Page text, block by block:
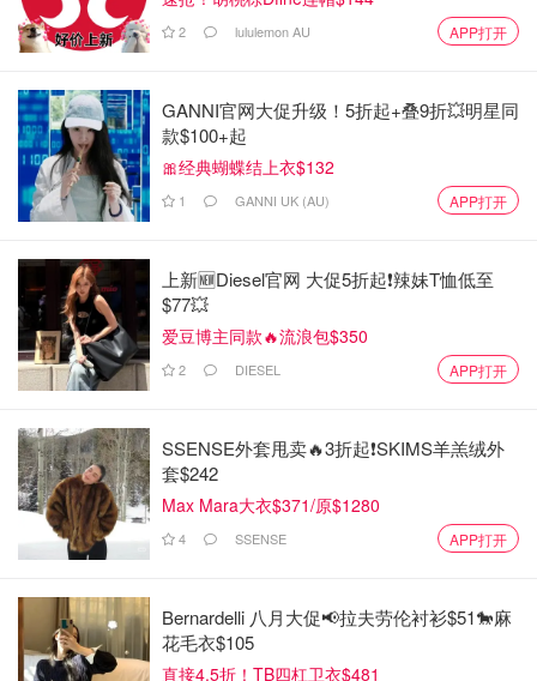
2 lululemon AU APP打开
GANNI官网大促升级！5折起+叠9折💥明星同
款$100+起
🎀经典蝴蝶结上衣$132
1 GANNI UK (AU) APP打开
上新🆕Diesel官网 大促5折起❗️辣妹T恤低至
$77💥
爱豆博主同款🔥流浪包$350
2 DIESEL APP打开
SSENSE外套甩卖🔥3折起❗SKIMS羊羔绒外
套$242
Max Mara大衣$371/原$1280
4 SSENSE APP打开
Bernardelli 八月大促📢拉夫劳伦衬衫$51🐎麻
花毛衣$105
直接4.5折！TB四杠卫衣$481